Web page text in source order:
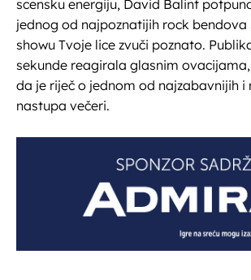
scensku energiju, David Balint
jednog od najpoznatijih rock bendova
showu Tvoje lice zvuči poznato.
sekunde reagirala glasnim
da je riječ o jednom od najzabavnijih i
nastupa večeri.